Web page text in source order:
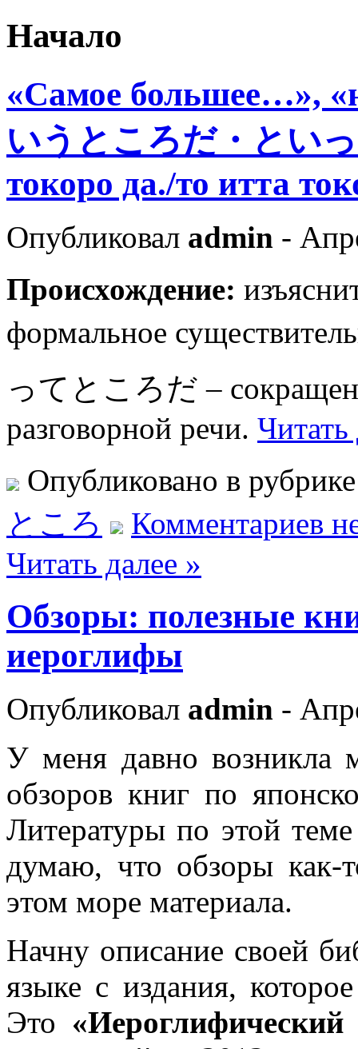
Начало
«Самое
いうところだ・とい
токоро да./то итта
Опубликовал admin -
Происхождение:
формальное
ってところだ –
разговорной речи. Читать
Опубликовано в
ところ
Комментариев
Читать далее »
Обзоры: полезные
иероглифы
Опубликовал admin -
У меня давно возникла
обзоров книг по
Литературы по этой
думаю, что обзоры как-
этом море материала.
Начну описание своей
языке с издания,
Это